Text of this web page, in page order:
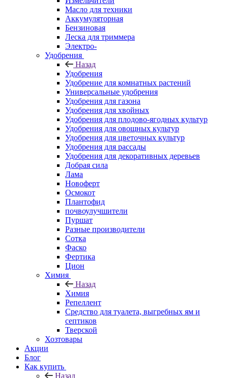
Масло для техники
Аккумуляторная
Бензиновая
Леска для триммера
Электро-
Удобрения
Назад
Удобрения
Удобрение для комнатных растений
Универсальные удобрения
Удобрения для газона
Удобрения для хвойных
Удобрения для плодово-ягодных культур
Удобрения для овощных культур
Удобрения для цветочных культур
Удобрения для рассады
Удобрения для декоративных деревьев
Добрая сила
Лама
Новоферт
Осмокот
Плантофид
почвоулучшители
Пуршат
Разные производители
Сотка
Фаско
Фертика
Цион
Химия
Назад
Химия
Репеллент
Средство для туалета, выгребных ям и
септиков
Тверской
Хозтовары
Акции
Блог
Как купить
Назад